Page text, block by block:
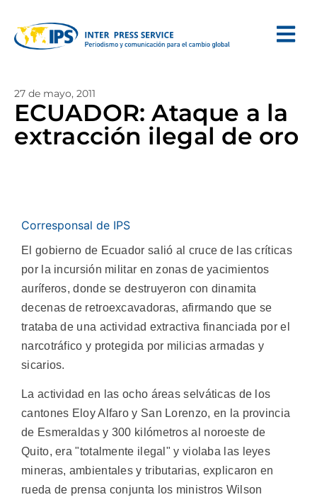
27 de mayo, 2011
ECUADOR: Ataque a la
extracción ilegal de oro
Corresponsal de IPS
El gobierno de Ecuador salió al cruce de las críticas
por la incursión militar en zonas de yacimientos
auríferos, donde se destruyeron con dinamita
decenas de retroexcavadoras, afirmando que se
trataba de una actividad extractiva financiada por el
narcotráfico y protegida por milicias armadas y
sicarios.
La actividad en las ocho áreas selváticas de los
cantones Eloy Alfaro y San Lorenzo, en la provincia
de Esmeraldas y 300 kilómetros al noroeste de
Quito, era "totalmente ilegal" y violaba las leyes
mineras, ambientales y tributarias, explicaron en
rueda de prensa conjunta los ministros Wilson